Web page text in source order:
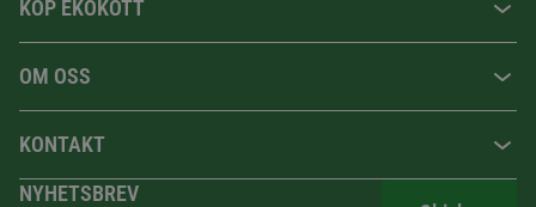
KÖP EKOKÖTT
OM OSS
KONTAKT
NYHETSBREV